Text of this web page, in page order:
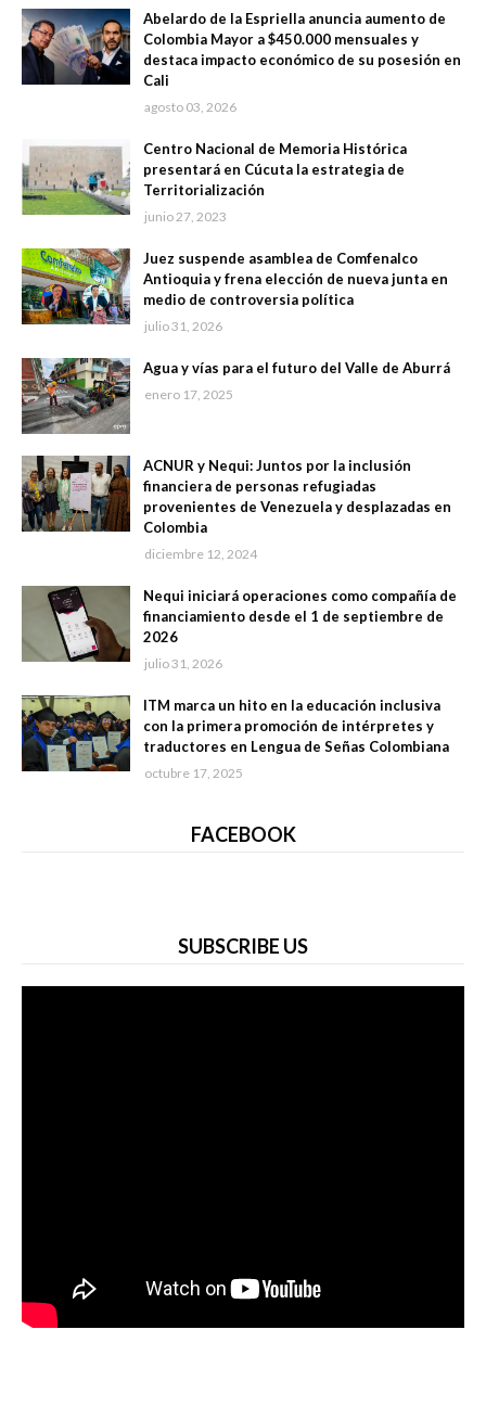
Abelardo de la Espriella anuncia aumento de
Colombia Mayor a $450.000 mensuales y
destaca impacto económico de su posesión en
Cali
agosto 03, 2026
Centro Nacional de Memoria Histórica
presentará en Cúcuta la estrategia de
Territorialización
junio 27, 2023
Juez suspende asamblea de Comfenalco
Antioquia y frena elección de nueva junta en
medio de controversia política
julio 31, 2026
Agua y vías para el futuro del Valle de Aburrá
enero 17, 2025
ACNUR y Nequi: Juntos por la inclusión
financiera de personas refugiadas
provenientes de Venezuela y desplazadas en
Colombia
diciembre 12, 2024
Nequi iniciará operaciones como compañía de
financiamiento desde el 1 de septiembre de
2026
julio 31, 2026
ITM marca un hito en la educación inclusiva
con la primera promoción de intérpretes y
traductores en Lengua de Señas Colombiana
octubre 17, 2025
FACEBOOK
SUBSCRIBE US